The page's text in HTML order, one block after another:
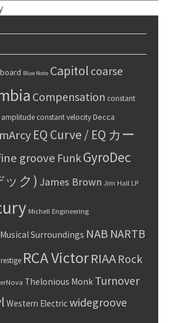
Blue Note Capitol coarse
Compensation constant
amplitude constant velocityDecca
EQ Curve / EQ カー
groove FunkGyroDec
ック) James Brown Jim Hall LP
Michell Engineering
Musical Surroundings NAB NARTB
RCA VictorRIAA Rock
Thelonious Monk Turnover
Western Electricwidegroove